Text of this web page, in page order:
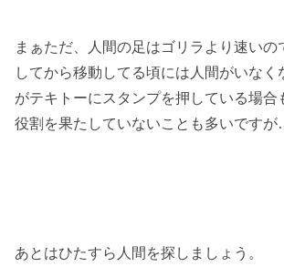
まぁただ、人間の足はゴリラより速いの
してから移動してる頃には人間がいなく
がテキトーにスタンプを押している場合
役割を果たしていないことも多いですが
あとはひたすら人間を探しましょう。